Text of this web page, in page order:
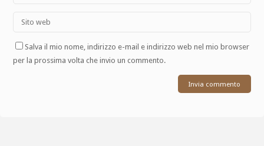
Salva il mio nome, indirizzo e-mail e indirizzo web nel mio browser
per la prossima volta che invio un commento.